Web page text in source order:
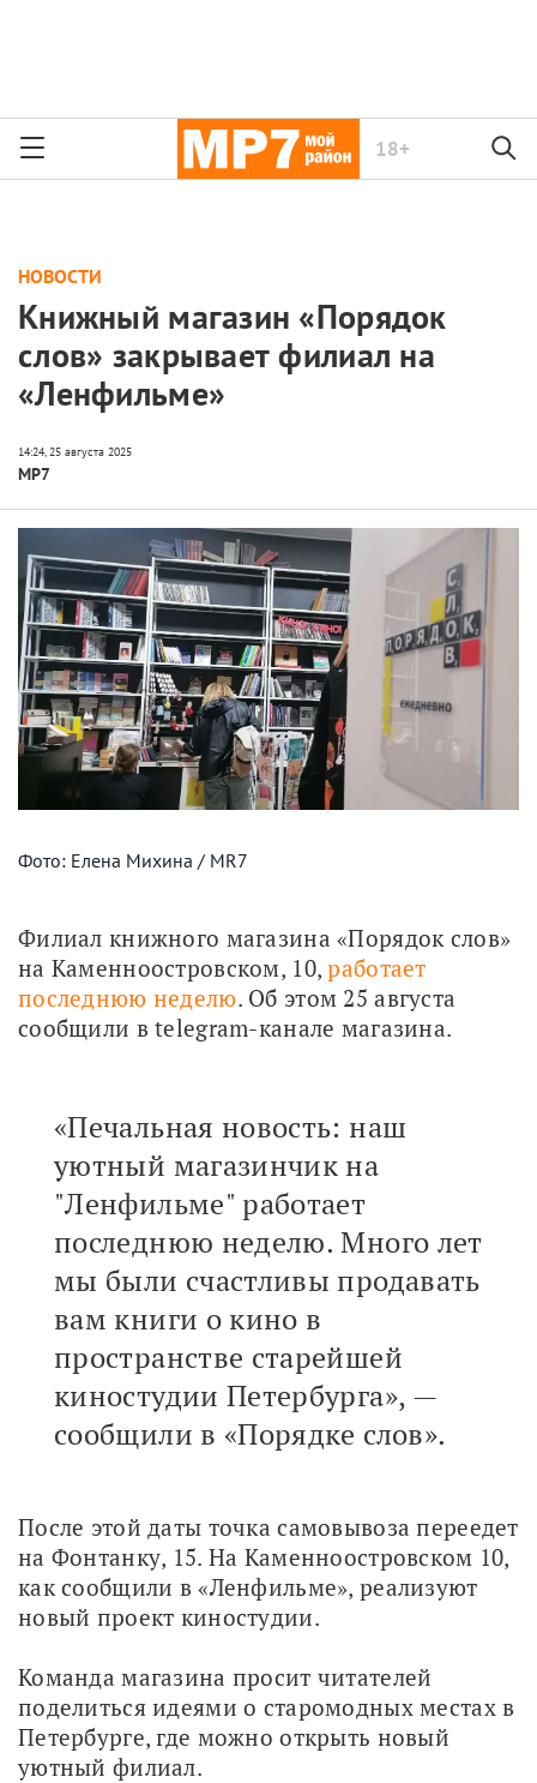
18+
НОВОСТИ
Книжный магазин «Порядок
слов» закрывает филиал на
«Ленфильме»
МР7
Фото: Елена Михина / MR7
Филиал книжного магазина «Порядок слов»
на Каменноостровском, 10, работает
последнюю неделю. Об этом 25 августа
сообщили в telegram-канале магазина.
«Печальная новость: наш
уютный магазинчик на
"Ленфильме" работает
последнюю неделю. Много лет
мы были счастливы продавать
вам книги о кино в
пространстве старейшей
киностудии Петербурга», —
сообщили в «Порядке слов».
После этой даты точка самовывоза переедет
на Фонтанку, 15. На Каменноостровском 10,
как сообщили в «Ленфильме», реализуют
новый проект киностудии.
Команда магазина просит читателей
поделиться идеями о старомодных местах в
Петербурге, где можно открыть новый
уютный филиал.